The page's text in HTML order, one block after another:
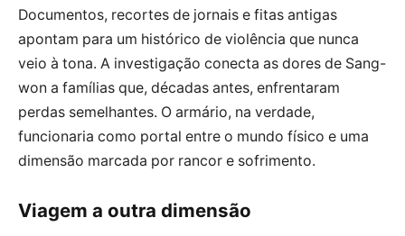
Documentos, recortes de jornais e fitas antigas
apontam para um histórico de violência que nunca
veio à tona. A investigação conecta as dores de Sang-
won a famílias que, décadas antes, enfrentaram
perdas semelhantes. O armário, na verdade,
funcionaria como portal entre o mundo físico e uma
dimensão marcada por rancor e sofrimento.
Viagem a outra dimensão